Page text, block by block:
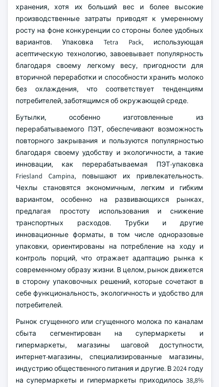
хранения, хотя их больший вес и более высокие
производственные затраты приводят к умеренному
росту на фоне конкуренции со стороны более удобных
вариантов. Упаковка Tetra Pack, использующая
асептическую технологию, завоевывает популярность
благодаря своему легкому весу, пригодности для
вторичной переработки и способности хранить молоко
без охлаждения, что соответствует тенденциям
потребителей, заботящимся об окружающей среде.
Бутылки, особенно изготовленные из
перерабатываемого ПЭТ, обеспечивают возможность
повторного закрывания и пользуются популярностью
благодаря своему удобству и экологичности, а такие
инновации, как перерабатываемая ПЭТ-упаковка
Friesland Campina, повышают их привлекательность.
Чехлы становятся экономичным, легким и гибким
вариантом, особенно на развивающихся рынках,
предлагая простоту использования и снижение
транспортных расходов. Трубки и другие
инновационные форматы, в том числе одноразовые
упаковки, ориентированы на потребление на ходу и
контроль порций, что отражает адаптацию рынка к
современному образу жизни. В целом, рынок движется
в сторону упаковочных решений, которые сочетают в
себе функциональность, экологичность и удобство для
потребителей.
Рынок сгущенного или сгущенного молока по каналам
сбыта сегментирован на супермаркеты и
гипермаркеты, магазины шаговой доступности,
интернет-магазины, специализированные магазины,
индустрию общественного питания и другие. В 2024 году
на супермаркеты и гипермаркеты приходилось 38,8%